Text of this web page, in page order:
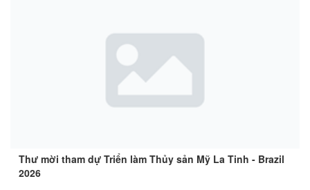
Thư mời tham dự Triển làm Thủy sản Mỹ La Tinh - Brazil
2026